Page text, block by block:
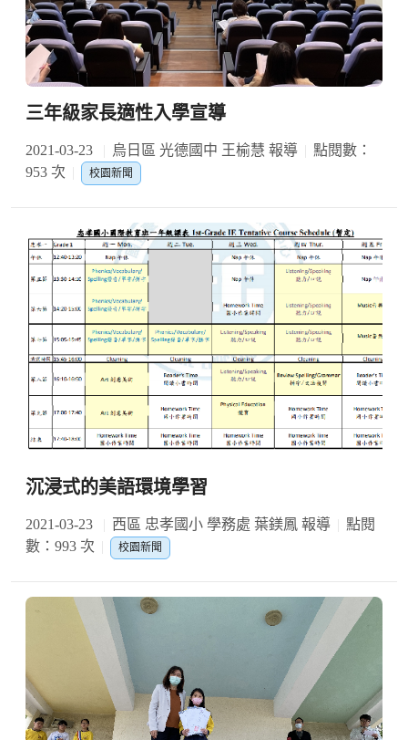
三年級家長適性入學宣導
2021-03-23 烏日區 光德國中 王榆慧 報導
點閱數：
953 次
校園新聞
沉浸式的美語環境學習
2021-03-23 西區 忠孝國小 學務處 葉鎂鳳 報導
點閱
數：993 次
校園新聞